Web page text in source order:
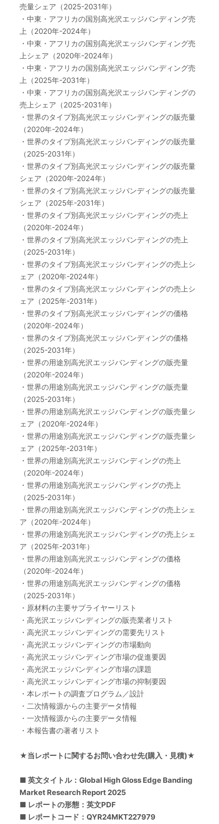
売量シェア（2025-2031年）
・中東・アフリカの国別高光沢エッジバンディング売
上（2020年-2024年）
・中東・アフリカの国別高光沢エッジバンディング売
上シェア（2020年-2024年）
・中東・アフリカの国別高光沢エッジバンディング売
上（2025年-2031年）
・中東・アフリカの国別高光沢エッジバンディングの
売上シェア（2025-2031年）
・世界のタイプ別高光沢エッジバンディングの販売量
（2020年-2024年）
・世界のタイプ別高光沢エッジバンディングの販売量
（2025-2031年）
・世界のタイプ別高光沢エッジバンディングの販売量
シェア（2020年-2024年）
・世界のタイプ別高光沢エッジバンディングの販売量
シェア（2025年-2031年）
・世界のタイプ別高光沢エッジバンディングの売上
（2020年-2024年）
・世界のタイプ別高光沢エッジバンディングの売上
（2025-2031年）
・世界のタイプ別高光沢エッジバンディングの売上シ
ェア（2020年-2024年）
・世界のタイプ別高光沢エッジバンディングの売上シ
ェア（2025年-2031年）
・世界のタイプ別高光沢エッジバンディングの価格
（2020年-2024年）
・世界のタイプ別高光沢エッジバンディングの価格
（2025-2031年）
・世界の用途別高光沢エッジバンディングの販売量
（2020年-2024年）
・世界の用途別高光沢エッジバンディングの販売量
（2025-2031年）
・世界の用途別高光沢エッジバンディングの販売量シ
ェア（2020年-2024年）
・世界の用途別高光沢エッジバンディングの販売量シ
ェア（2025年-2031年）
・世界の用途別高光沢エッジバンディングの売上
（2020年-2024年）
・世界の用途別高光沢エッジバンディングの売上
（2025-2031年）
・世界の用途別高光沢エッジバンディングの売上シェ
ア（2020年-2024年）
・世界の用途別高光沢エッジバンディングの売上シェ
ア（2025年-2031年）
・世界の用途別高光沢エッジバンディングの価格
（2020年-2024年）
・世界の用途別高光沢エッジバンディングの価格
（2025-2031年）
・原材料の主要サプライヤーリスト
・高光沢エッジバンディングの販売業者リスト
・高光沢エッジバンディングの需要先リスト
・高光沢エッジバンディングの市場動向
・高光沢エッジバンディング市場の促進要因
・高光沢エッジバンディング市場の課題
・高光沢エッジバンディング市場の抑制要因
・本レポートの調査プログラム／設計
・二次情報源からの主要データ情報
・一次情報源からの主要データ情報
・本報告書の著者リスト
★当レポートに関するお問い合わせ先(購入・見積)★
■ 英文タイトル：Global High Gloss Edge Banding
Market Research Report 2025
■ レポートの形態：英文PDF
■ レポートコード：QYR24MKT227979